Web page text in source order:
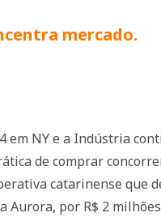
mercado.
em NY e a Indústria
de comprar
catarinense que
Aurora, por R$ 2